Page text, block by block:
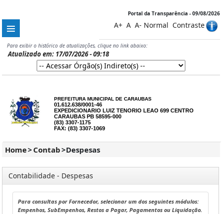
Portal da Transparência - 09/08/2026
A+ A A- Normal Contraste
Para exibir o histórico de atualizações, clique no link abaixo:
Atualizado em: 17/07/2026 - 09:18
PREFEITURA MUNICIPAL DE CARAUBAS
01.612.638/0001-46
EXPEDICIONARIO LUIZ TENORIO LEAO 699 CENTRO
CARAUBAS PB 58595-000
(83) 3307-1175
FAX: (83) 3307-1069
Home> Contab>Despesas
Contabilidade - Despesas
Para consultas por Fornecedor, selecionar um dos seguintes módulos:
Empenhos, SubEmpenhos, Restos a Pagar, Pagamentos ou Liquidação.